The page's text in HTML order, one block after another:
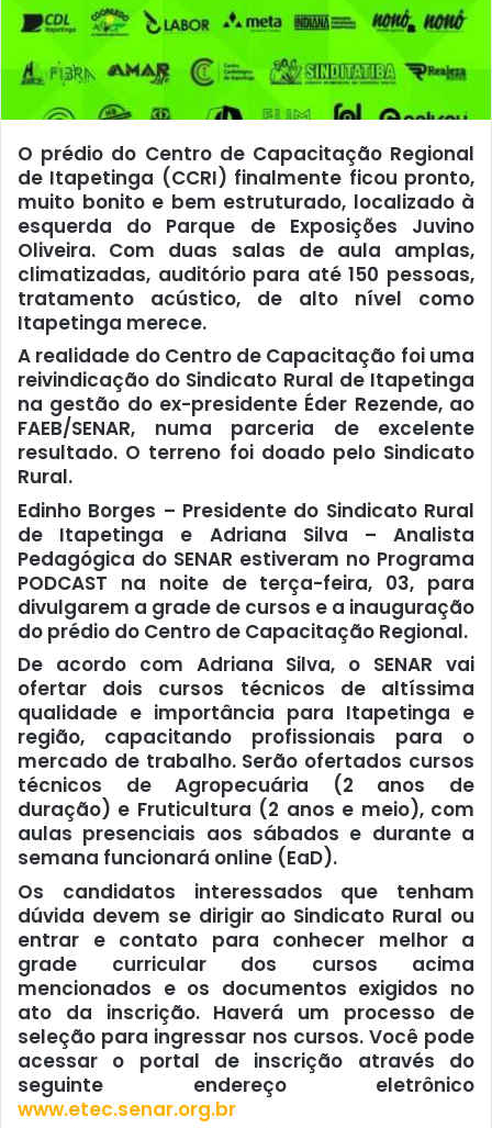
O prédio do Centro de Capacitação Regional
de Itapetinga (CCRI) finalmente ficou pronto,
muito bonito e bem estruturado, localizado à
esquerda do Parque de Exposições Juvino
Oliveira. Com duas salas de aula amplas,
climatizadas, auditório para até 150 pessoas,
tratamento acústico, de alto nível como
Itapetinga merece.
A realidade do Centro de Capacitação foi uma
reivindicação do Sindicato Rural de Itapetinga
na gestão do ex-presidente Éder Rezende, ao
FAEB/SENAR, numa parceria de excelente
resultado. O terreno foi doado pelo Sindicato
Rural.
Edinho Borges – Presidente do Sindicato Rural
de Itapetinga e Adriana Silva – Analista
Pedagógica do SENAR estiveram no Programa
PODCAST na noite de terça-feira, 03, para
divulgarem a grade de cursos e a inauguração
do prédio do Centro de Capacitação Regional.
De acordo com Adriana Silva, o SENAR vai
ofertar dois cursos técnicos de altíssima
qualidade e importância para Itapetinga e
região, capacitando profissionais para o
mercado de trabalho. Serão ofertados cursos
técnicos de Agropecuária (2 anos de
duração) e Fruticultura (2 anos e meio), com
aulas presenciais aos sábados e durante a
semana funcionará online (EaD).
Os candidatos interessados que tenham
dúvida devem se dirigir ao Sindicato Rural ou
entrar e contato para conhecer melhor a
grade curricular dos cursos acima
mencionados e os documentos exigidos no
ato da inscrição. Haverá um processo de
seleção para ingressar nos cursos. Você pode
acessar o portal de inscrição através do
seguinte endereço eletrônico
www.etec.senar.org.br